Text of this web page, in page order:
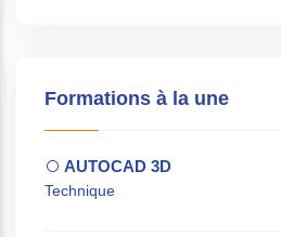
Formations à la une
AUTOCAD 3D
Technique